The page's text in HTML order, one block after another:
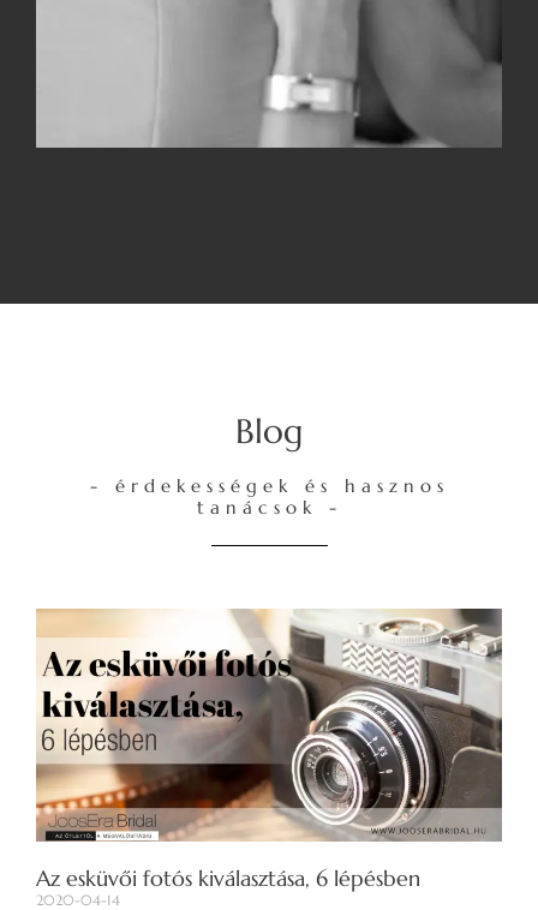
Blog
- érdekességek és hasznos
tanácsok -
Az esküvői fotós kiválasztása, 6 lépésben
2020-04-14